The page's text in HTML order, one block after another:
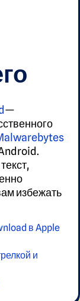
—
избежать